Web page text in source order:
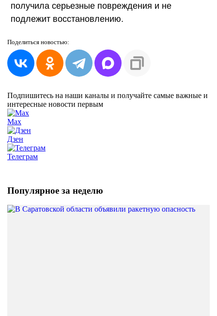
получила серьезные повреждения и не
подлежит восстановлению.
Поделиться новостью:
Подпишитесь на наши каналы и получайте самые важные и
интересные новости первым
Max
Дзен
Телеграм
Популярное за неделю